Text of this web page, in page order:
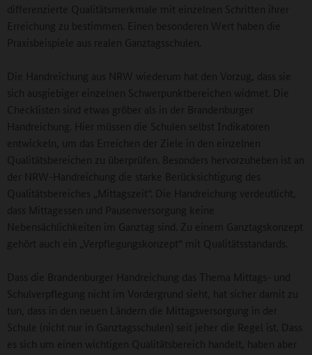
differenzierte Qualitätsmerkmale mit einzelnen Schritten ihrer
Erreichung zu bestimmen. Einen besonderen Wert haben die
Praxisbeispiele aus realen Ganztagsschulen.
Die Handreichung aus NRW wiederum hat den Vorzug, dass sie
sich ausgiebiger einzelnen Schwerpunktbereichen widmet. Die
Checklisten sind etwas gröber als in der Brandenburger
Handreichung. Hier müssen die Schulen selbst Indikatoren
entwickeln, um das Erreichen der Ziele in den einzelnen
Qualitätsbereichen zu überprüfen. Besonders hervorzuheben ist an
der NRW-Handreichung die starke Berücksichtigung des
Qualitätsbereiches „Mittagszeit“. Die Handreichung verdeutlicht,
dass Mittagessen und Pausenversorgung keine
Nebensächlichkeiten im Ganztag sind. Zu einem Ganztagskonzept
gehört auch ein „Verpflegungskonzept“ mit Qualitätsstandards.
Dass die Brandenburger Handreichung das Thema Mittags- und
Schulverpflegung nicht im Vordergrund sieht, hat sicher damit zu
tun, dass in den neuen Ländern die Mittagsversorgung in der
Schule (nicht nur in Ganztagsschulen) seit jeher die Regel ist. Dass
es sich um einen wichtigen Qualitätsbereich handelt, haben aber